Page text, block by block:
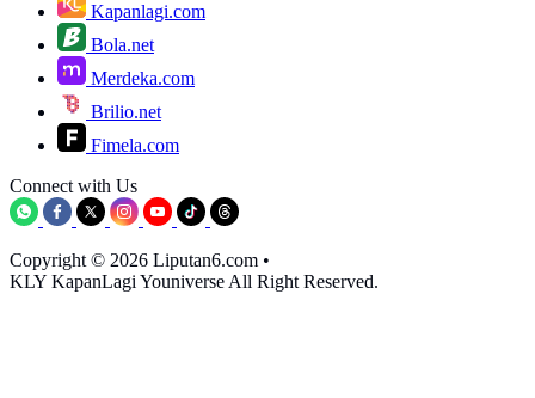
Kapanlagi.com
Bola.net
Merdeka.com
Brilio.net
Fimela.com
Connect with Us
Copyright © 2026 Liputan6.com •
KLY KapanLagi Youniverse All Right Reserved.